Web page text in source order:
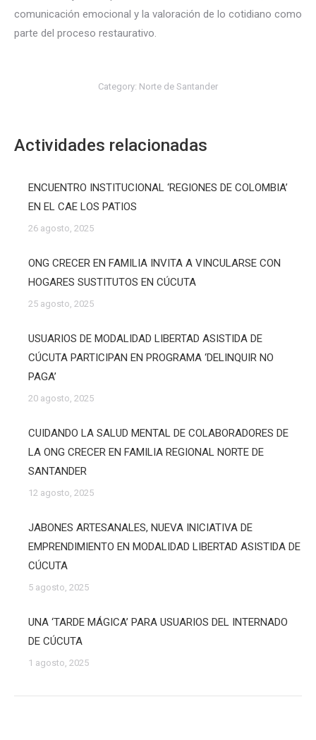
comunicación emocional y la valoración de lo cotidiano como
parte del proceso restaurativo.
Category: Norte de Santander
Actividades relacionadas
ENCUENTRO INSTITUCIONAL ‘REGIONES DE COLOMBIA’
EN EL CAE LOS PATIOS
26 agosto, 2025
ONG CRECER EN FAMILIA INVITA A VINCULARSE CON
HOGARES SUSTITUTOS EN CÚCUTA
25 agosto, 2025
USUARIOS DE MODALIDAD LIBERTAD ASISTIDA DE
CÚCUTA PARTICIPAN EN PROGRAMA ‘DELINQUIR NO
PAGA’
20 agosto, 2025
CUIDANDO LA SALUD MENTAL DE COLABORADORES DE
LA ONG CRECER EN FAMILIA REGIONAL NORTE DE
SANTANDER
12 agosto, 2025
JABONES ARTESANALES, NUEVA INICIATIVA DE
EMPRENDIMIENTO EN MODALIDAD LIBERTAD ASISTIDA DE
CÚCUTA
5 agosto, 2025
UNA ‘TARDE MÁGICA’ PARA USUARIOS DEL INTERNADO
DE CÚCUTA
1 agosto, 2025